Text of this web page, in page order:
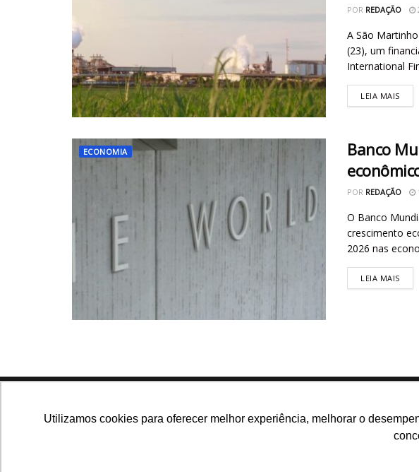
Utilizamos cookies para oferecer melhor experiência, melhorar o
POR REDAÇÃO
A São
(23), um
International
LEIA MAIS
ECONOMIA
Banco
POR REDAÇÃO
O Banco
crescimento
2026 nas
LEIA MAIS
Navegue no site